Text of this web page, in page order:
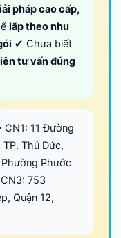
pháp cao cấp,
lắp theo nhu
✔ Chưa biết
tư vấn đúng
CN1: 11 Đường
TP. Thủ Đức,
Phước
753
Quận 12,